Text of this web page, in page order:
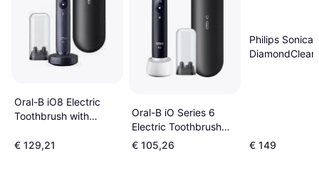
Oral-B iO8 Electric
Toothbrush with
€ 129,21
Oral-B iO Series 6
Electric Toothbrush
Black
€ 105,26
Philips
DiamondClean
€ 149